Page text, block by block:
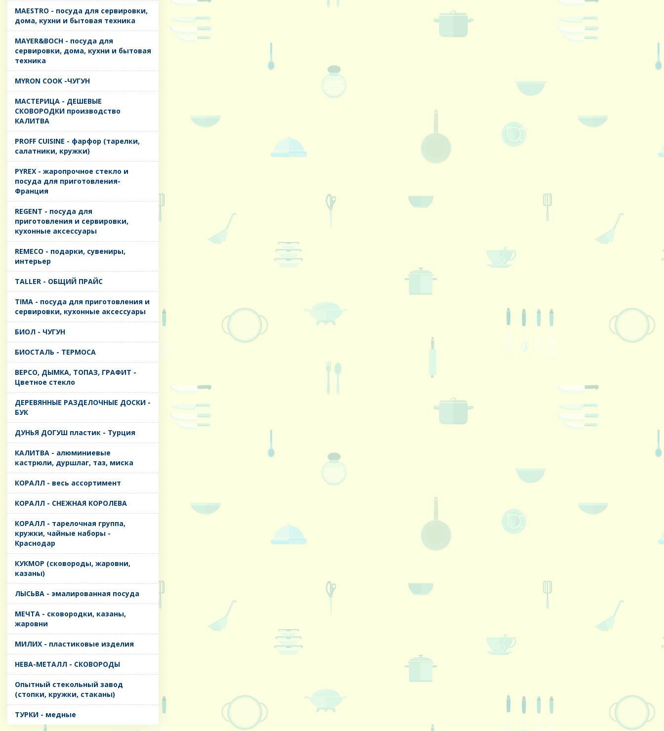
MAESTRO - посуда для сервировки,
дома, кухни и бытовая техника
MAYER&BOCH - посуда для
сервировки, дома, кухни и бытовая
техника
MYRON COOK -ЧУГУН
MАСТЕРИЦА - ДЕШЕВЫЕ
СКОВОРОДКИ производство
КАЛИТВА
PROFF CUISINE - фарфор (тарелки,
салатники, кружки)
PYREX - жаропрочное стекло и
посуда для приготовления-
Франция
REGENT - посуда для
приготовления и сервировки,
кухонные аксессуары
REMECO - подарки, сувениры,
интерьер
TALLER - ОБЩИЙ ПРАЙС
TIMA - посуда для приготовления и
сервировки, кухонные аксессуары
БИОЛ - ЧУГУН
БИОСТАЛЬ - ТЕРМОСА
ВЕРСО, ДЫМКА, ТОПАЗ, ГРАФИТ -
Цветное стекло
ДЕРЕВЯННЫЕ РАЗДЕЛОЧНЫЕ ДОСКИ -
БУК
ДУНЬЯ ДОГУШ пластик - Турция
КАЛИТВА - алюминиевые
кастрюли, дуршлаг, таз, миска
КОРАЛЛ - весь ассортимент
КОРАЛЛ - СНЕЖНАЯ КОРОЛЕВА
КОРАЛЛ - тарелочная группа,
кружки, чайные наборы -
Краснодар
КУКМОР (сковороды, жаровни,
казаны)
ЛЫСЬВА - эмалированная посуда
МЕЧТА - сковородки, казаны,
жаровни
МИЛИХ - пластиковые изделия
НЕВА-МЕТАЛЛ - СКОВОРОДЫ
Опытный стекольный завод
(стопки, кружки, стаканы)
ТУРКИ - медные